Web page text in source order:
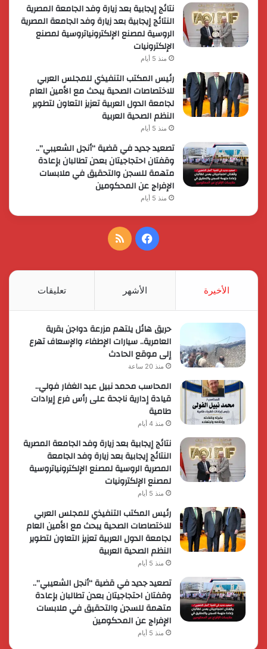
نتائج إيجابية بعد زيارة وفد الجامعة المصرية
النتائج إيجابية بعد زيارة وفد الجامعة المصرية
الروسية لمصنع الإلكترونياتروسية لمصنع
الإلكترونيات
منذ 5 أيام
رئيس المكتب التنفيذي للمجلس العربي
للاختصاصات الصحية يبحث مع الأمين العام
لجامعة الدول العربية تعزيز التعاون لتطوير
النظم الصحية العربية
منذ 5 أيام
تصعيد جديد في قضية “أنجل الشعيبي”..
وقفتان احتجاجيتان بعدن تطالبان بإعادة
متهمة للسجن والتحقيق في ملابسات
الإفراج عن المحكومين
منذ 5 أيام
فيسبوكملخص
الأخيرة الأشهر تعليقات
حريق هائل يلتهم مزرعة دواجن بقرية
العامرية.. سيارات الإطفاء والإسعاف تهرع
إلى موقع الحادث
منذ 20 ساعة
المحاسب محمد نبيل عبد الغفار فولي..
قيادة إدارية ناجحة على رأس فرع إيرادات
طامية
منذ 4 أيام
نتائج إيجابية بعد زيارة وفد الجامعة المصرية
النتائج إيجابية بعد زيارة وفد الجامعة
المصرية الروسية لمصنع الإلكترونياتروسية
لمصنع الإلكترونيات
منذ 5 أيام
رئيس المكتب التنفيذي للمجلس العربي
للاختصاصات الصحية يبحث مع الأمين العام
لجامعة الدول العربية تعزيز التعاون لتطوير
النظم الصحية العربية
منذ 5 أيام
تصعيد جديد في قضية “أنجل الشعيبي”..
وقفتان احتجاجيتان بعدن تطالبان بإعادة
متهمة للسجن والتحقيق في ملابسات
الإفراج عن المحكومين
منذ 5 أيام